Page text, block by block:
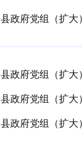
县政府党组（扩大
县政府党组（扩大
县政府党组（扩大
县政府党组（扩大